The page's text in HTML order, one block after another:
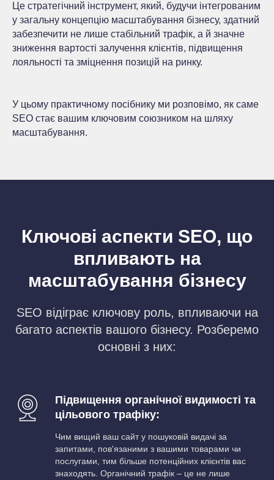
Це стратегічний інструмент, який, будучи інтегрованим
у загальну концепцію масштабування бізнесу, здатний
забезпечити не лише стабільний трафік, а й значне
зниження вартості залучення клієнтів, підвищення
лояльності та зміцнення позицій на ринку.
У цьому практичному посібнику ми розповімо, як саме
SEO стає вашим ключовим союзником на шляху
масштабування.
Ключові аспекти SEO, що
впливають на
масштабування бізнесу
SEO відіграє ключову роль, впливаючи на
багато аспектів вашого бізнесу. Розберемо
основні з них:
Підвищення органічної видимості та
цільового трафіку:
Чим вищий ваш сайт у пошуковій видачі за
запитами, пов'язаними з вашими товарами чи
послугами, тим більше потенційних клієнтів вас
знаходять. Органічний трафік – це не лише